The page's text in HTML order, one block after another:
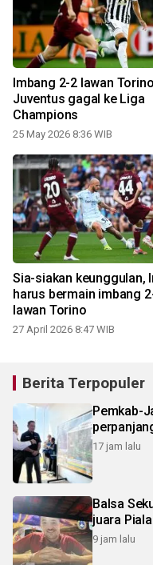
Imbang 2-2 lawan
Juventus gagal ke Liga
Champions
25 May 2026 8:36 WIB
Sia-siakan keunggulan,
harus bermain imbang
lawan Torino
27 April 2026 8:47 WIB
Berita Terpopuler
Pemkab-
17 jam lalu
Balsa
juara
9 jam lalu